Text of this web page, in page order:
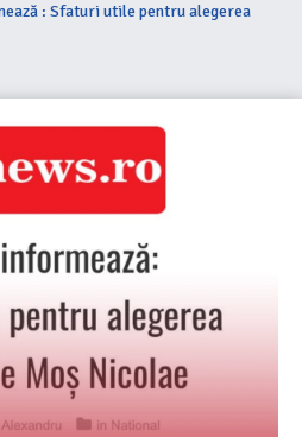
: Sfaturi utile pentru alegerea